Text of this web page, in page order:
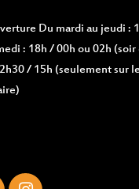
Du mardi au jeudi :
: 18h / 00h ou 02h
/ 15h (seulement sur